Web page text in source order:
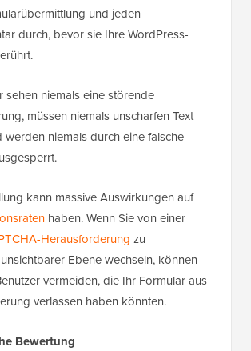
und jeden
durch, bevor sie Ihre WordPress-
sehen niemals eine störende
müssen niemals unscharfen Text
werden niemals durch eine falsche
kann massive Auswirkungen auf
haben. Wenn Sie von einer
Herausforderung zu
Ebene wechseln, können
vermeiden, die Ihr Formular aus
verlassen haben könnten.
Bewertung